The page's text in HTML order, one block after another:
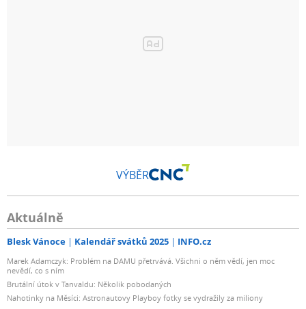
VÝBĚR
Aktuálně
Blesk Vánoce Kalendář svátků 2025 INFO.cz
Marek Adamczyk: Problém na DAMU přetrvává. Všichni o něm vědí, jen moc
nevědí, co s ním
Brutální útok v Tanvaldu: Několik pobodaných
Nahotinky na Měsíci: Astronautovy Playboy fotky se vydražily za miliony